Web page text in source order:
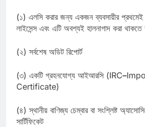
(১) এলসি করার জন্য একজন ব্যবসায়ীর প্রথমেই
লাইসেন্স এবং এটি অবশ্যই হালনাগাদ করা থাকতে
(২) সর্বশেষ অডিট রিপোর্ট
(৩) একটি গ্রহনযোগ্য আইআরসি (IRC–
Certificate)
(৪) স্থানীয় বাণিজ্য চেম্বার বা সংশ্লিষ্ট
সার্টিফিকেট